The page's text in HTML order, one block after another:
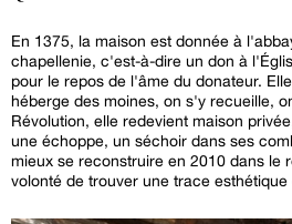
En 1375, la maison est donnée à
chapellenie, c'est-à-dire un don à
pour le repos de l'âme du donateur.
héberge des moines, on s'y recueille,
Révolution, elle redevient maison
une échoppe, un séchoir dans ses
mieux se reconstruire en 2010 dans le
volonté de trouver une trace